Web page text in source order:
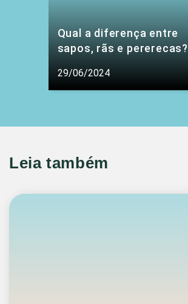
Qual a diferença entre
sapos, rãs e pererecas?
29/06/2024
Leia também